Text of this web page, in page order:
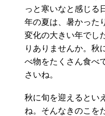
っと寒いなと感じる
年の夏は、暑かった
変化の大きい年でし
りありませんか。秋
べ物をたくさん食べ
さいね。
秋に旬を迎えるとい
ね。そんなきのこを